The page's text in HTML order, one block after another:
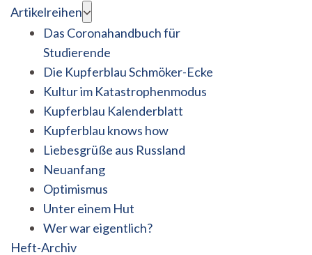
Artikelreihen
Das Coronahandbuch für
Studierende
Die Kupferblau Schmöker-Ecke
Kultur im Katastrophenmodus
Kupferblau Kalenderblatt
Kupferblau knows how
Liebesgrüße aus Russland
Neuanfang
Optimismus
Unter einem Hut
Wer war eigentlich?
Heft-Archiv